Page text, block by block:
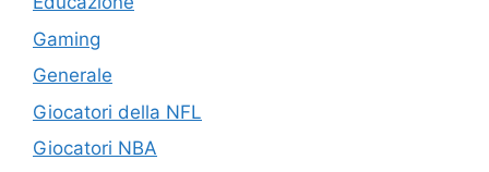
Gaming
Generale
Giocatori della NFL
Giocatori NBA